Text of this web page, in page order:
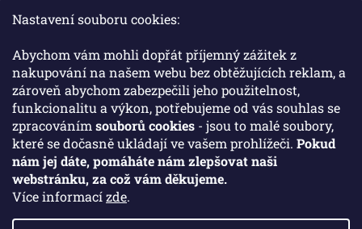
Nastavení souboru cookies:
Abychom vám mohli dopřát příjemný zážitek z
nakupování na našem webu bez obtěžujících reklam, a
zároveň abychom zabezpečili jeho použitelnost,
funkcionalitu a výkon, potřebujeme od vás souhlas se
zpracováním souborů cookies - jsou to malé soubory,
které se dočasně ukládají ve vašem prohlížeči. Pokud
nám jej dáte, pomáháte nám zlepšovat naši
webstránku, za což vám děkujeme.
Více informacízde.
Jak skladovat broušené sklenice, aby se nepoškodily?
Broušené sklenice jsou symbolem elegance, tradice a luxusu. ...
Facebook